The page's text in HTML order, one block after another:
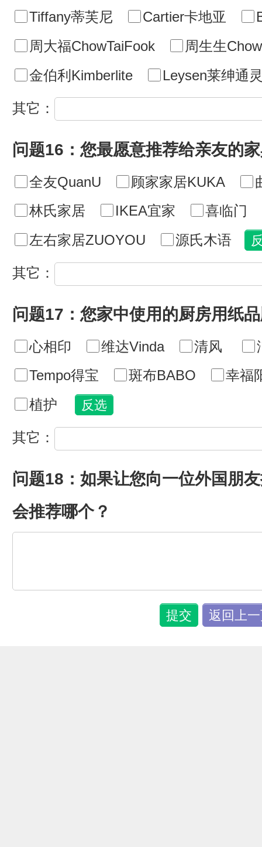
Tiffany蒂芙尼
Cartier卡地亚
周大福ChowTaiFook
周生生
金伯利Kimberlite
Leysen莱绅通
其它：
问题16：您最愿意推荐给亲友的
全友QuanU 顾家家居KUKA
林氏家居
IKEA宜家
喜临门
左右家居ZUOYOU
源氏木语
其它：
问题17：您家中使用的厨房用纸
心相印 维达Vinda 清风
Tempo得宝
斑布BABO
幸福
植护
其它：
问题18：如果让您向一位外国朋
会推荐哪个？